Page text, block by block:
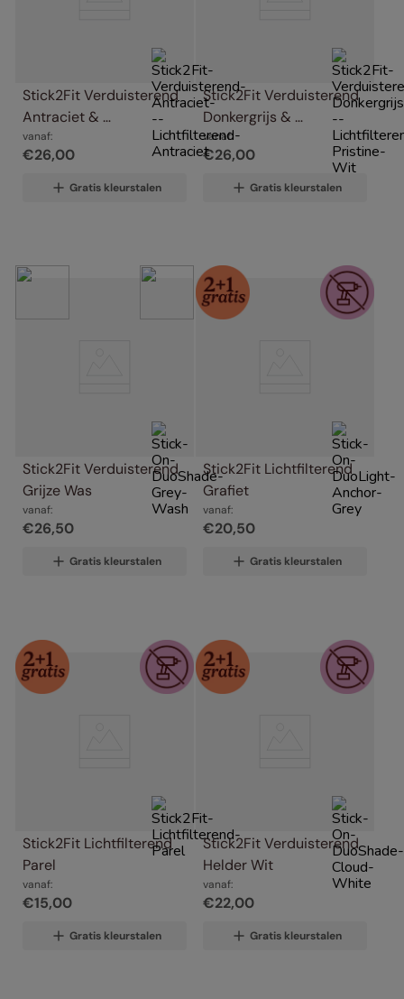
Stick2Fit Verduisterend
Antraciet &
Lichtfilterend Antraciet
vanaf:
€26,00
Gratis kleurstalen
Stick2Fit Verduisterend
Donkergrijs &
Lichtfilterend Pristine
Wit
vanaf:
€26,00
Gratis kleurstalen
Stick2Fit Verduisterend
Grijze Was
vanaf:
€26,50
Gratis kleurstalen
Stick2Fit Lichtfilterend
Grafiet
vanaf:
€20,50
Gratis kleurstalen
Stick2Fit Lichtfilterend
Parel
vanaf:
€15,00
Gratis kleurstalen
Stick2Fit Verduisterend
Helder Wit
vanaf:
€22,00
Gratis kleurstalen